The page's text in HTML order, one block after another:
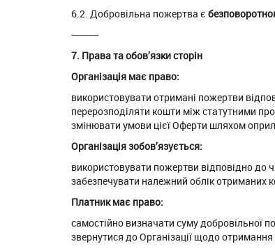
6.2. Добровільна пожертва є
⸻
7. Права та обов’язки сторін
Організація має право:
використовувати отримані пожертви
перерозподіляти кошти між статутними
змінювати умови цієї Оферти шляхом
Організація зобов’язується:
використовувати пожертви відповідно до
забезпечувати належний облік отриманих
Платник має право:
самостійно визначати суму добровільної
звернутися до Організації щодо